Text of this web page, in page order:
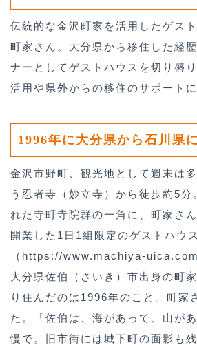
伝統的な金沢町家を活用したゲス
町家さん。大分県から移住した経
ナーとしてゲストハウスを切り盛
活用や県外からの移住のサポート
1996年に大分県から石川県
金沢市野町、観光地として週末は
う忍者寺（妙立寺）から徒歩約5分
れた寺町寺院群の一角に、町家さ
開業した1日1組限定のゲストハウ
（https://www.machiya-uica.com
大分県佐伯（さいき）市出身の町
り住んだのは1996年のこと。町家
た。「佐伯は、海があって、山が
慢で。旧市街には城下町の面影も